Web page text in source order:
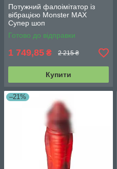
Потужний фалоімітатор із
вібрацією Monster MAX
Супер шоп
Готово до відправки
1 749,85 ₴ 2 215 ₴
Купити
–21%